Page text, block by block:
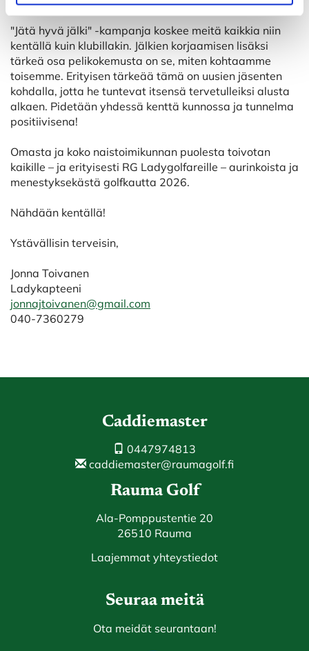
"Jätä hyvä jälki" -kampanja koskee meitä kaikkia niin
kentällä kuin klubillakin. Jälkien korjaamisen lisäksi
tärkeä osa pelikokemusta on se, miten kohtaamme
toisemme. Erityisen tärkeää tämä on uusien jäsenten
kohdalla, jotta he tuntevat itsensä tervetulleiksi alusta
alkaen. Pidetään yhdessä kenttä kunnossa ja tunnelma
positiivisena!
Omasta ja koko naistoimikunnan puolesta toivotan
kaikille – ja erityisesti RG Ladygolfareille – aurinkoista ja
menestyksekästä golfkautta 2026.
Nähdään kentällä!
Ystävällisin terveisin,
Jonna Toivanen
Ladykapteeni
jonnajtoivanen@gmail.com
040-7360279
Caddiemaster
0447974813
caddiemaster@raumagolf.fi
Rauma Golf
Ala-Pomppustentie 20
26510 Rauma
Laajemmat yhteystiedot
Seuraa meitä
Ota meidät seurantaan!